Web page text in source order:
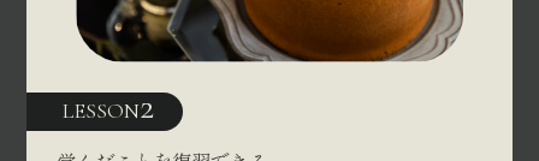
LESSON2